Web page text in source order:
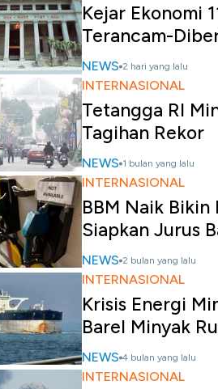
Kejar Ekonomi
Terancam-
NEWS 2 hari yang lalu
INTERNASIONAL
Tetangga RI
Tagihan Rekor
NEWS 1 bulan yang lalu
INTERNASIONAL
BBM Naik
Siapkan Jurus
NEWS 2 bulan yang lalu
INTERNASIONAL
Krisis Energi
Barel Minyak
NEWS 4 bulan yang lalu
INTERNASIONAL